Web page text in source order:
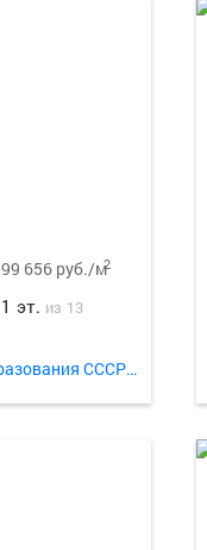
99 656 руб./м2
1 эт. из 13
Советский, 60 лет Образования СССР проспект 62а